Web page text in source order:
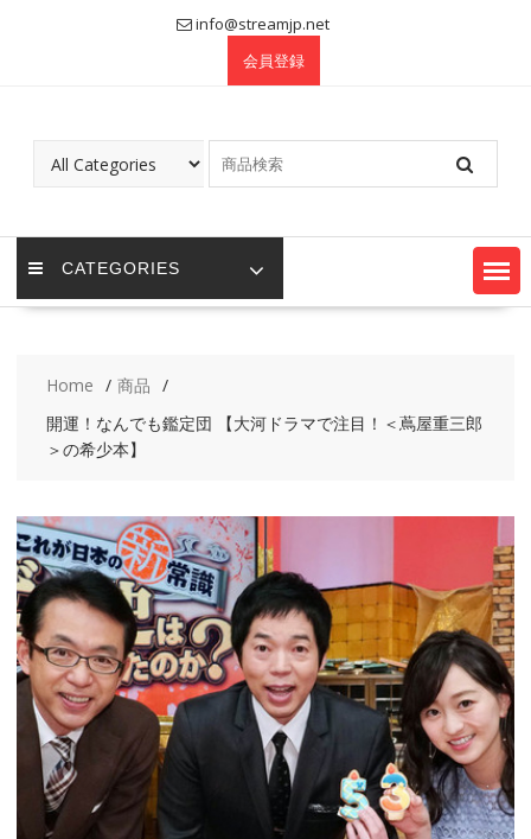
info@streamjp.net
会員登録
CATEGORIES
Home
商品
開運！なんでも鑑定団 【大河ドラマで注目！＜蔦屋重三郎
＞の希少本】